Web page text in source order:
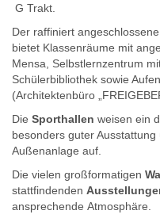
G Trakt.
Der raffiniert
bietet Klassenräume mit
Mensa, Selbstlernzentrum
Schülerbibliothek sowie
(Architektenbüro
Die Sporthallen weisen ein
besonders guter
Außenanlage auf.
Die vielen großformatigen
stattfindenden
ansprechende Atmosphäre.